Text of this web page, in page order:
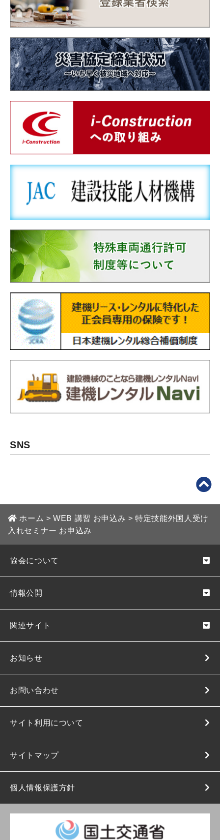
SNS
ホーム >WEB 講習 お申込み >特定技能外国人受け
入れセミナー お申込み
協会について
情報公開
関連サイト
お知らせ
お問い合わせ
サイト利用について
サイトマップ
個人情報保護方針